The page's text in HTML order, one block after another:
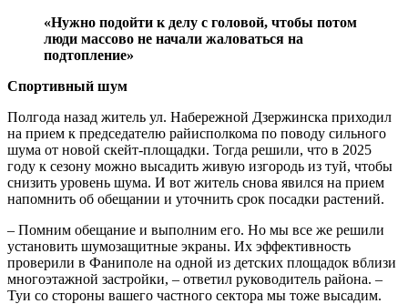
«Нужно подойти к делу с головой, чтобы потом
люди массово не начали жаловаться на
подтопление»
Спортивный шум
Полгода назад житель ул. Набережной Дзержинска приходил
на прием к председателю райисполкома по поводу сильного
шума от новой скейт-площадки. Тогда решили, что в 2025
году к сезону можно высадить живую изгородь из туй, чтобы
снизить уровень шума. И вот житель снова явился на прием
напомнить об обещании и уточнить срок посадки растений.
– Помним обещание и выполним его. Но мы все же решили
установить шумозащитные экраны. Их эффективность
проверили в Фаниполе на одной из детских площадок вблизи
многоэтажной застройки, – ответил руководитель района. –
Туи со стороны вашего частного сектора мы тоже высадим.